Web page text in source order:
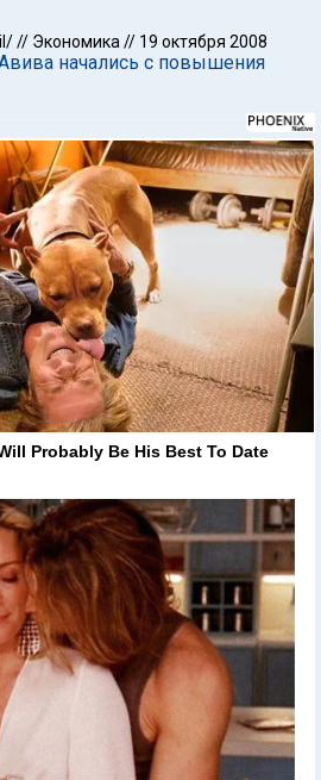
// Экономика // 19 октября 2008
начались с повышения
Probably Be His Best To Date